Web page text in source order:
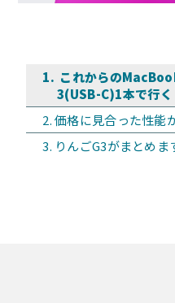
これからの
3(USB-C)1本で行く
価格に見合った性能
りんごG3がまとめま